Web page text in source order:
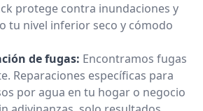
protege contra inundaciones y
tu nivel inferior seco y cómodo
de fugas: Encontramos fugas
Reparaciones específicas para
por agua en tu hogar o negocio